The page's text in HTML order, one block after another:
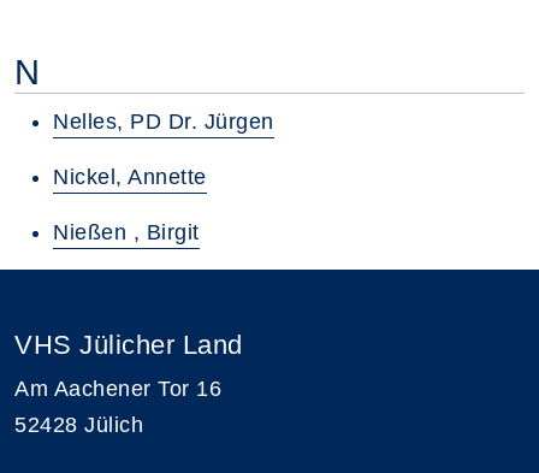
N
Nelles, PD Dr. Jürgen
Nickel, Annette
Nießen , Birgit
VHS Jülicher Land
Am Aachener Tor 16
52428 Jülich